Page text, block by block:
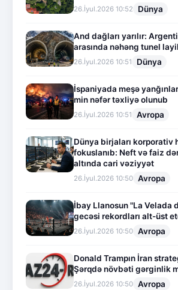
26.İyul.2026 10:52 Dünya
And dağları yarılır:
arasında nəhəng tunel
26.İyul.2026 10:51 Dünya
İspaniyada meşə
min nəfər təxliyə olunub
26.İyul.2026 10:51 Avropa
Dünya birjaları korporativ
fokuslanıb: Neft və faiz
altında cari vəziyyət
26.İyul.2026 10:50 Avropa
İbay Llanosun "La Velada
gecəsi rekordları alt-üst
26.İyul.2026 10:50 Avropa
Donald Trampın İran
Şərqdə növbəti gərginlik
26.İyul.2026 10:50 Avropa